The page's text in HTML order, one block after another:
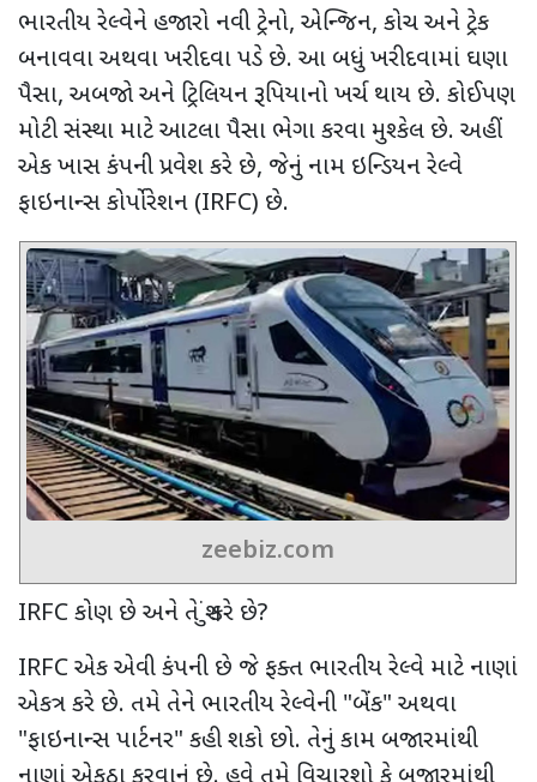
ભારતીય રેલ્વેને હજારો નવી ટ્રેનો, એન્જિન, કોચ અને ટ્રેક
બનાવવા અથવા ખરીદવા પડે છે. આ બધું ખરીદવામાં ઘણા
પૈસા, અબજો અને ટ્રિલિયન રૂપિયાનો ખર્ચ થાય છે. કોઈપણ
મોટી સંસ્થા માટે આટલા પૈસા ભેગા કરવા મુશ્કેલ છે. અહીં
એક ખાસ કંપની પ્રવેશ કરે છે, જેનું નામ ઇન્ડિયન રેલ્વે
ફાઇનાન્સ કોર્પોરેશન (IRFC) છે.
zeebiz.com
IRFC કોણ છે અને તે શું કરે છે?
IRFC એક એવી કંપની છે જે ફક્ત ભારતીય રેલ્વે માટે નાણાં
એકત્ર કરે છે. તમે તેને ભારતીય રેલ્વેની "બેંક" અથવા
"ફાઇનાન્સ પાર્ટનર" કહી શકો છો. તેનું કામ બજારમાંથી